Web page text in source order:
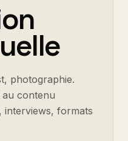
photographie.
au contenu
interviews, formats